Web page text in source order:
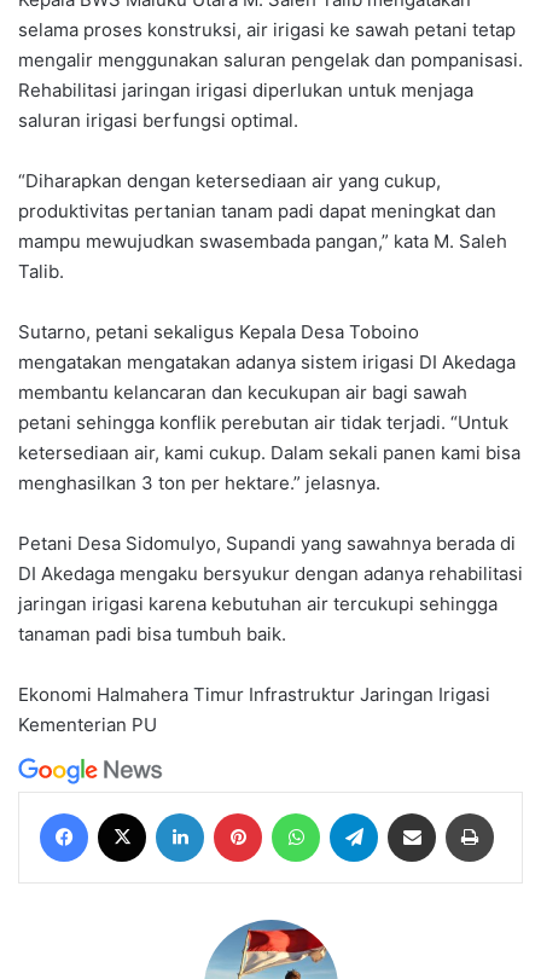
selama proses konstruksi, air irigasi ke sawah petani tetap
mengalir menggunakan saluran pengelak dan pompanisasi.
Rehabilitasi jaringan irigasi diperlukan untuk menjaga
saluran irigasi berfungsi optimal.
“Diharapkan dengan ketersediaan air yang cukup,
produktivitas pertanian tanam padi dapat meningkat dan
mampu mewujudkan swasembada pangan,” kata M. Saleh
Talib.
Sutarno, petani sekaligus Kepala Desa Toboino
mengatakan mengatakan adanya sistem irigasi DI Akedaga
membantu kelancaran dan kecukupan air bagi sawah
petani sehingga konflik perebutan air tidak terjadi. “Untuk
ketersediaan air, kami cukup. Dalam sekali panen kami bisa
menghasilkan 3 ton per hektare.” jelasnya.
Petani Desa Sidomulyo, Supandi yang sawahnya berada di
DI Akedaga mengaku bersyukur dengan adanya rehabilitasi
jaringan irigasi karena kebutuhan air tercukupi sehingga
tanaman padi bisa tumbuh baik.
Ekonomi Halmahera Timur Infrastruktur Jaringan Irigasi
Kementerian PU
Facebook LinkedIn Pinterest WhatsAppTelegram Share via Email